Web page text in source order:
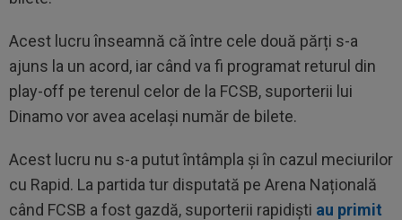
Acest lucru înseamnă că între cele două părți s-a
ajuns la un acord, iar când va fi programat returul din
play-off pe terenul celor de la FCSB, suporterii lui
Dinamo vor avea același număr de bilete.
Acest lucru nu s-a putut întâmpla și în cazul meciurilor
cu Rapid. La partida tur disputată pe Arena Națională
când FCSB a fost gazdă, suporterii rapidiști au primit